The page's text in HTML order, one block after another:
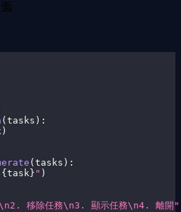
( tasks ) :
)
( tasks ) :
{ task } " )
移除任務\n3. 顯示任務\n4. 離開"